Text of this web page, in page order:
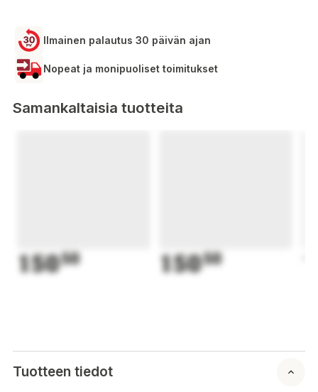
Ilmainen palautus 30 päivän ajan
Nopeat ja monipuoliset toimitukset
Samankaltaisia tuotteita
15050 15050
Tuotteen tiedot